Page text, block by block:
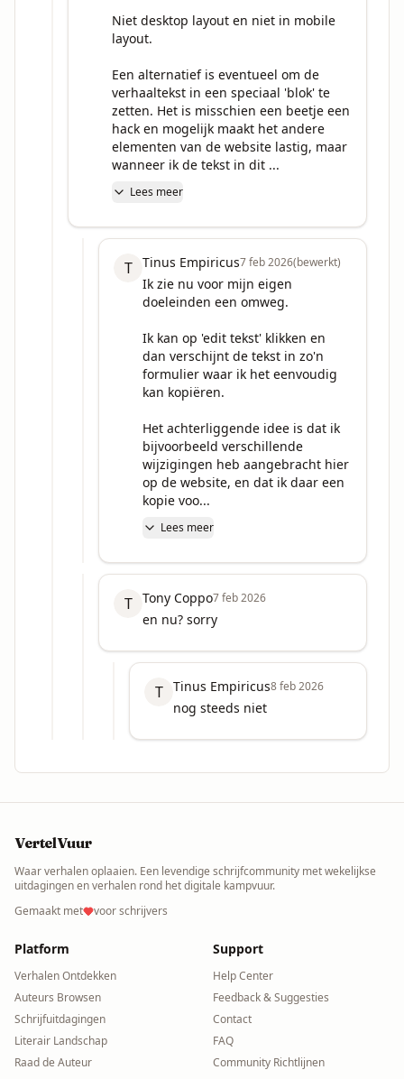
Niet desktop layout en niet in mobile
layout.
Een alternatief is eventueel om de
verhaaltekst in een speciaal 'blok' te
zetten. Het is misschien een beetje een
hack en mogelijk maakt het andere
elementen van de website lastig, maar
wanneer ik de tekst in dit ...
Lees meer
T Tinus Empiricus7 feb 2026(bewerkt)
Ik zie nu voor mijn eigen
doeleinden een omweg.
Ik kan op 'edit tekst' klikken en
dan verschijnt de tekst in zo'n
formulier waar ik het eenvoudig
kan kopiëren.
Het achterliggende idee is dat ik
bijvoorbeeld verschillende
wijzigingen heb aangebracht hier
op de website, en dat ik daar een
kopie voo...
Lees meer
T Tony Coppo7 feb 2026
en nu? sorry
T Tinus Empiricus8 feb 2026
nog steeds niet
VertelVuur
Waar verhalen oplaaien. Een levendige schrijfcommunity met wekelijkse
uitdagingen en verhalen rond het digitale kampvuur.
Gemaakt met
voor schrijvers
Platform
Verhalen Ontdekken
Auteurs Browsen
Schrijfuitdagingen
Literair Landschap
Raad de Auteur
Support
Help Center
Feedback & Suggesties
Contact
FAQ
Community Richtlijnen